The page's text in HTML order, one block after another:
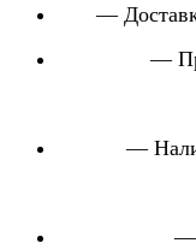
—
—
—
—